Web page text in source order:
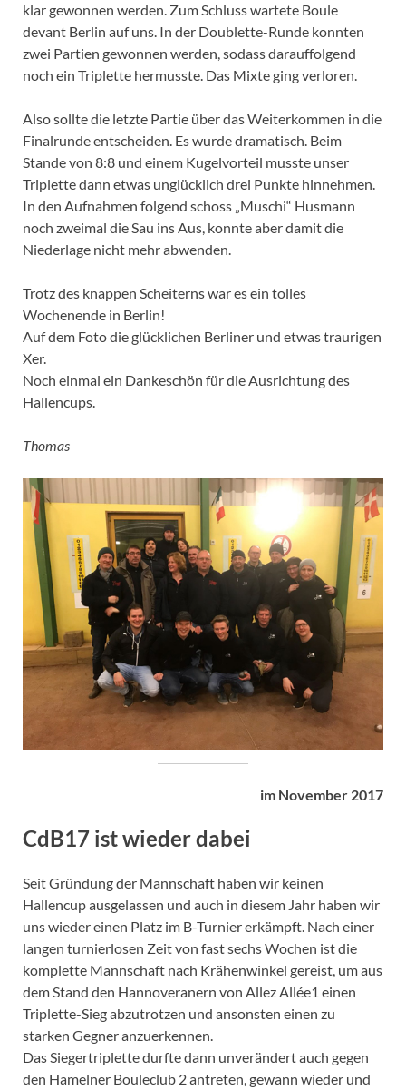
klar gewonnen werden. Zum Schluss wartete Boule
devant Berlin auf uns. In der Doublette-Runde konnten
zwei Partien gewonnen werden, sodass darauffolgend
noch ein Triplette hermusste. Das Mixte ging verloren.
Also sollte die letzte Partie über das Weiterkommen in die
Finalrunde entscheiden. Es wurde dramatisch. Beim
Stande von 8:8 und einem Kugelvorteil musste unser
Triplette dann etwas unglücklich drei Punkte hinnehmen.
In den Aufnahmen folgend schoss „Muschi“ Husmann
noch zweimal die Sau ins Aus, konnte aber damit die
Niederlage nicht mehr abwenden.
Trotz des knappen Scheiterns war es ein tolles
Wochenende in Berlin!
Auf dem Foto die glücklichen Berliner und etwas traurigen
Xer.
Noch einmal ein Dankeschön für die Ausrichtung des
Hallencups.
Thomas
im November 2017
CdB17 ist wieder dabei
Seit Gründung der Mannschaft haben wir keinen
Hallencup ausgelassen und auch in diesem Jahr haben wir
uns wieder einen Platz im B-Turnier erkämpft. Nach einer
langen turnierlosen Zeit von fast sechs Wochen ist die
komplette Mannschaft nach Krähenwinkel gereist, um aus
dem Stand den Hannoveranern von Allez Allée1 einen
Triplette-Sieg abzutrotzen und ansonsten einen zu
starken Gegner anzuerkennen.
Das Siegertriplette durfte dann unverändert auch gegen
den Hamelner Bouleclub 2 antreten, gewann wieder und